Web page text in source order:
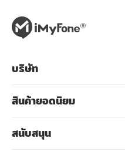
บริษัท
สินค้ายอดนิยม
สนับสนุน